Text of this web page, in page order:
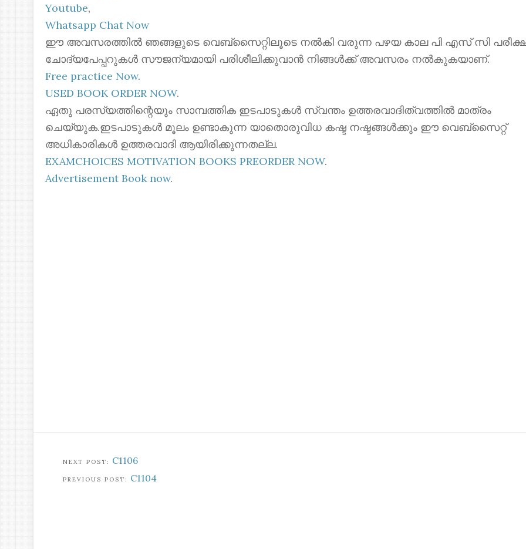
Youtube,
Whatsapp Chat Now
ഈ അവസരത്തിൽ ഞങ്ങളുടെ വെബ്സൈറ്റിലൂടെ നൽകി വരുന്ന പഴയ കാല പി എസ് സി
ചോദ്യപേപ്പറുകൾ സൗജന്യമായി പരിശീലിക്കുവാൻ നിങ്ങൾക്ക് അവസരം നൽകുകയാണ്.
Free practice Now.
USED BOOK ORDER NOW.
ഏതു പരസ്യത്തിന്റെയും സാമ്പത്തിക ഇടപാടുകൾ സ്വന്തം ഉത്തരവാദിത്വത്തിൽ മാത്രം
ചെയ്യുക.ഇടപാടുകൾ മൂലം ഉണ്ടാകുന്ന യാതൊരുവിധ കഷ്ട നഷ്ടങ്ങൾക്കും ഈ വെബ്സൈറ്റ്
അധികാരികൾ ഉത്തരവാദി ആയിരിക്കുന്നതല്ല.
EXAMCHOICES MOTIVATION BOOKS PREORDER NOW.
Advertisement Book now.
C1106
C1104